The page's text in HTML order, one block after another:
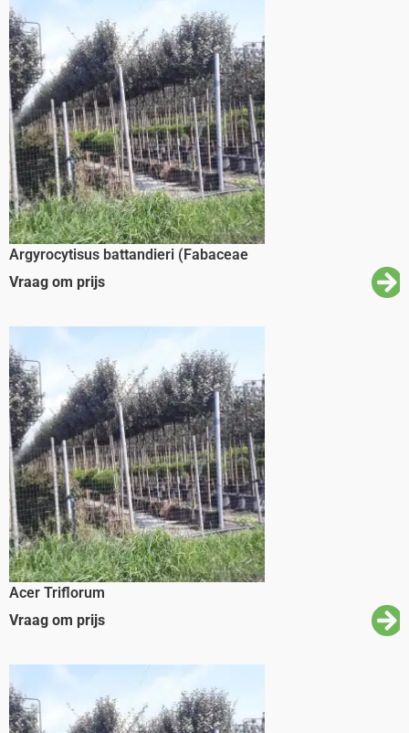
Argyrocytisus battandieri (Fabaceae
Vraag om prijs
Acer Triflorum
Vraag om prijs